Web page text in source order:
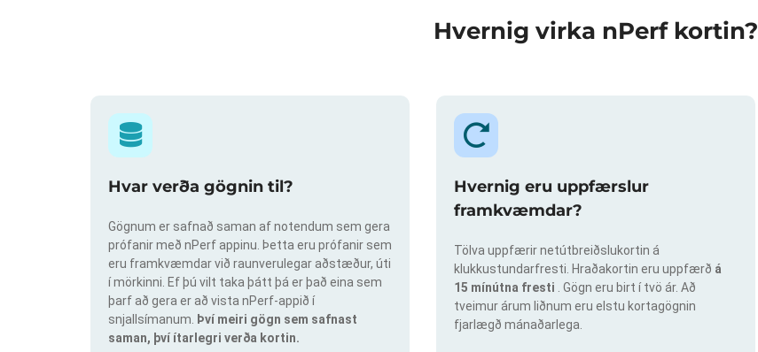
Hvernig virka nPerf kortin?
Hvar verða gögnin til?
Gögnum er safnað saman af notendum sem gera
prófanir með nPerf appinu. Þetta eru prófanir sem
eru framkvæmdar við raunverulegar aðstæður, úti
í mörkinni. Ef þú vilt taka þátt þá er það eina sem
þarf að gera er að vista nPerf-appið í
snjallsímanum.
Því meiri gögn sem safnast
saman, því ítarlegri verða kortin.
Hvernig eru uppfærslur
framkvæmdar?
Tölva uppfærir netútbreiðslukortin á
klukkustundarfresti. Hraðakortin eru uppfærð á
15 mínútna fresti
. Gögn eru birt í tvö ár. Að
tveimur árum liðnum eru elstu kortagögnin
fjarlægð mánaðarlega.